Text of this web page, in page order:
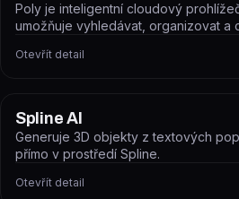
Poly je inteligentní cloudový
umožňuje vyhledávat, organizovat a
Otevřít detail
Spline AI
Generuje 3D objekty z textových
přímo v prostředí Spline.
Otevřít detail